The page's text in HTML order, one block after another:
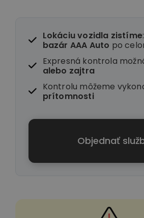
Lokáciu vozidla zistíme
bazár AAA Auto po
Expresná kontrola
alebo zajtra
Kontrolu môžeme
prítomnosti
Objednať